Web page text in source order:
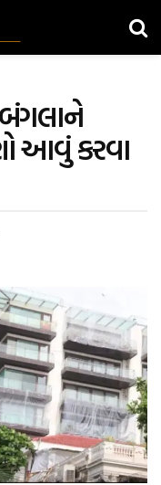
આવું કરવા